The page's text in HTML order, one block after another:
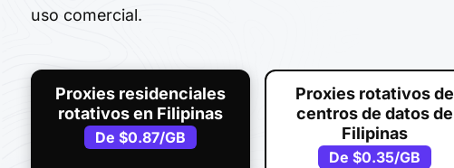
uso comercial.
Proxies residenciales
rotativos en Filipinas
De$0.87/GB
Proxies rotativos de
centros de datos de
Filipinas
De$0.35/GB